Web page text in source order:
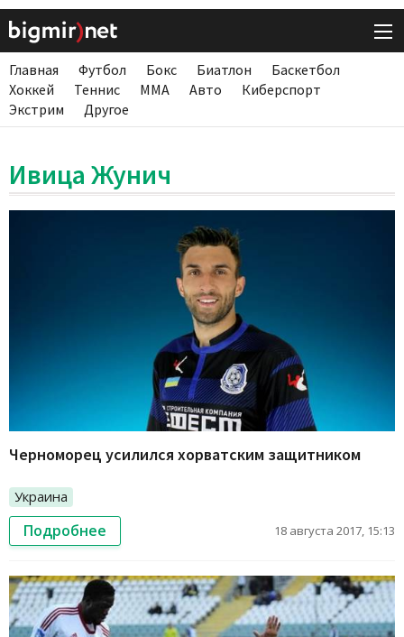
Главная Футбол Бокс Биатлон
Баскетбол
Хоккей
Теннис ММА Авто
Киберспорт
Экстрим
Другое
Ивица Жунич
Черноморец усилился хорватским защитником
Украина
Подробнее 18 августа 2017, 15:13